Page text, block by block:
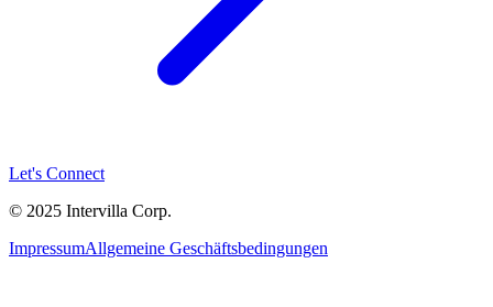
Let's Connect
© 2025 Intervilla Corp.
ImpressumAllgemeine Geschäftsbedingungen